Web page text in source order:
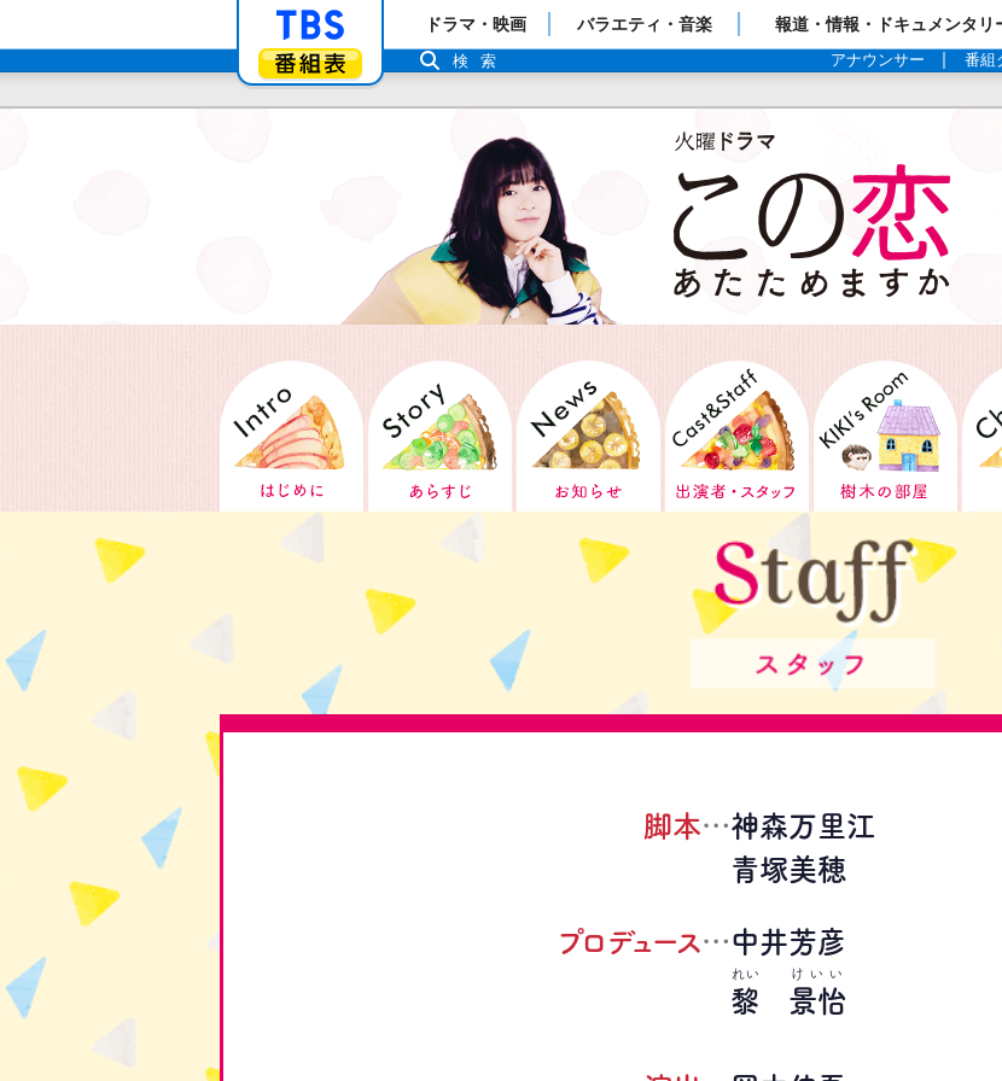
「TBSテレビ」トップページ
番組表
ドラマ・映画 バラエティ・音楽 報道・情報・ドキュメンタリ
アナウンサー 番組
検索
Intro はじめに Story あらすじ News お知らせ Cast Staff 出演者
脚本…神森万里江
青塚美穂
プロデュース…中井芳彦
黎
れい
景怡
けいい